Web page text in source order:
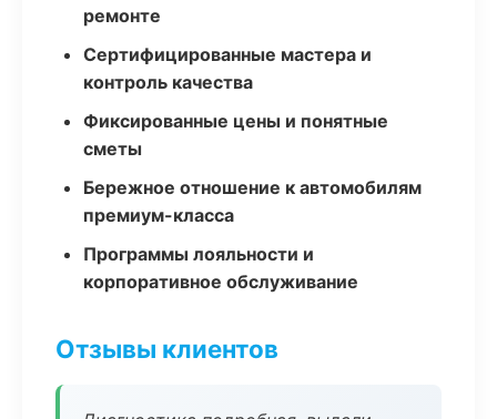
ремонте
Сертифицированные мастера и
контроль качества
Фиксированные цены и понятные
сметы
Бережное отношение к автомобилям
премиум-класса
Программы лояльности и
корпоративное обслуживание
Отзывы клиентов